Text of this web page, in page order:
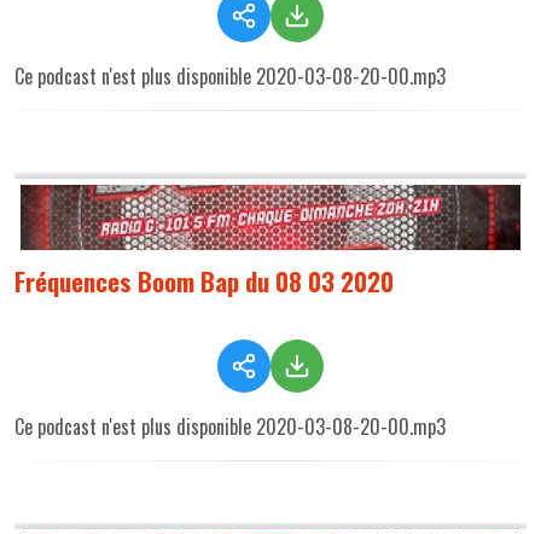
Ce podcast n'est plus disponible 2020-03-08-20-00.mp3
Fréquences Boom Bap du 08 03 2020
Ce podcast n'est plus disponible 2020-03-08-20-00.mp3